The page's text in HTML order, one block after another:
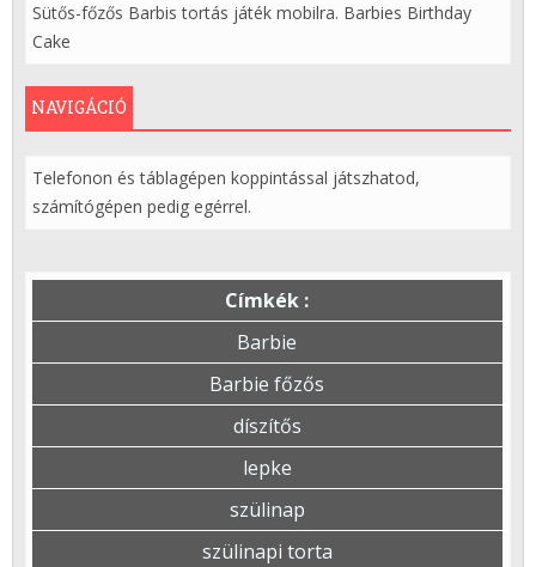
Sütős-főzős Barbis tortás játék mobilra. Barbies Birthday
Cake
NAVIGÁCIÓ
Telefonon és táblagépen koppintással játszhatod,
számítógépen pedig egérrel.
Címkék :
Barbie
Barbie főzős
díszítős
lepke
szülinap
szülinapi torta